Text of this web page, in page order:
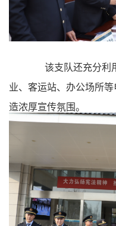
该支队还充分利
业、客运站、办公场所
造浓厚宣传氛围。